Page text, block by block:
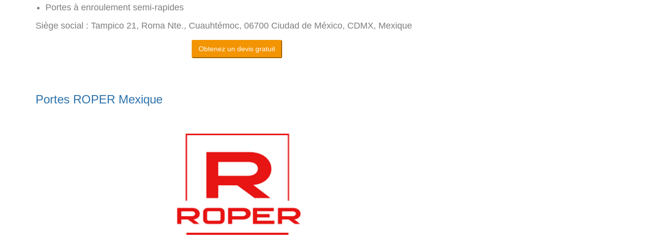
Portes à enroulement semi-rapides
Siège social : Tampico 21, Roma Nte., Cuauhtémoc, 06700 Ciudad de México, CDMX, Mexique
Obtenez un devis gratuit
Portes ROPER Mexique